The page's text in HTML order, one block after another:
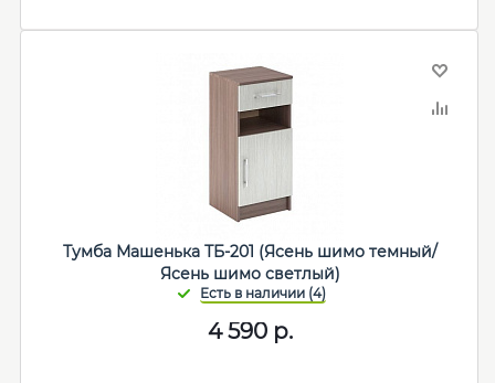
Тумба Машенька ТБ-201 (Ясень шимо темный/
Ясень шимо светлый)
4 590р.